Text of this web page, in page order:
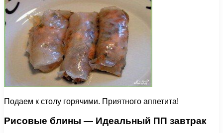
Подаем к столу горячими. Приятного аппетита!
Рисовые блины — Идеальный ПП завтрак